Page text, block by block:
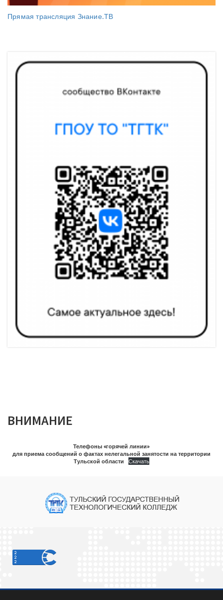
Прямая трансляция Знание.ТВ
ВНИМАНИЕ
Телефоны «горячей линии»
для приема сообщений о фактах нелегальной занятости на территории
Тульской области
Скачать